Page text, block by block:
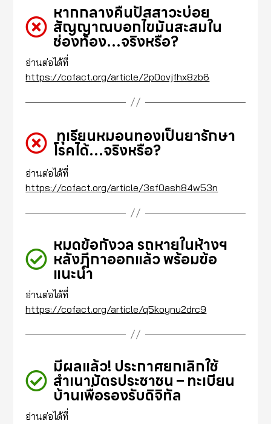
หากกลางคืนปัสสาวะบ่อย
สัญญาณบอกไขมันสะสมใน
ช่องท้อง…จริงหรือ?
อ่านต่อได้ที่
https://cofact.org/article/2p0ovjfhx8zb6
ทุเรียนหมอนทองเป็นยารักษา
โรคได้…จริงหรือ?
อ่านต่อได้ที่
https://cofact.org/article/3sf0ash84w53n
หมดข้อกังวล รถหายในห้างฯ
หลังฎีกาออกแล้ว พร้อมข้อ
แนะนำ
อ่านต่อได้ที่
https://cofact.org/article/q5koynu2drc9
มีผลแล้ว! ประกาศยกเลิกใช้
สำเนาบัตรประชาชน – ทะเบียน
บ้านเพื่อรองรับดิจิทัล
อ่านต่อได้ที่